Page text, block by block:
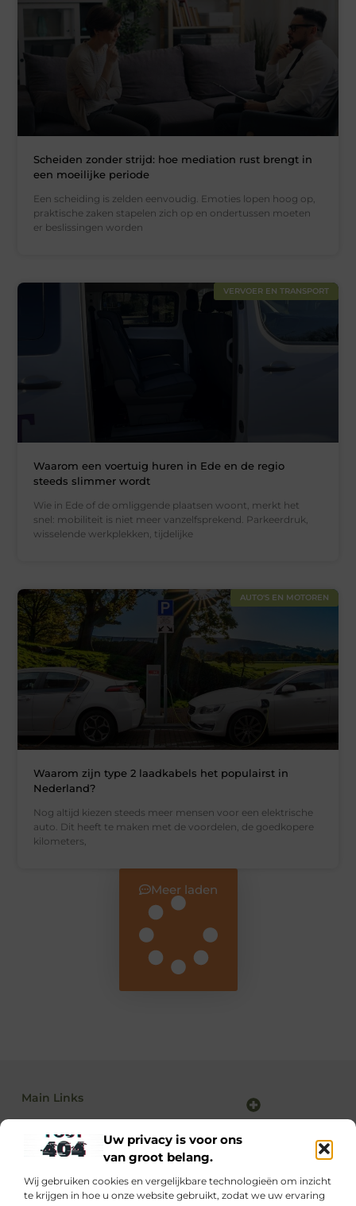
Uw privacy is voor ons
van groot belang.
Wij gebruiken cookies en vergelijkbare technologieën om inzicht
te krijgen in hoe u onze website gebruikt, zodat we uw ervaring
Scheiden zonder strijd: hoe mediation rust brengt in
een moeilijke periode
Een scheiding is zelden eenvoudig. Emoties lopen hoog op,
praktische zaken stapelen zich op en ondertussen moeten
er beslissingen worden
VERVOER EN TRANSPORT
Waarom een voertuig huren in Ede en de regio
steeds slimmer wordt
Wie in Ede of de omliggende plaatsen woont, merkt het
snel: mobiliteit is niet meer vanzelfsprekend. Parkeerdruk,
wisselende werkplekken, tijdelijke
AUTO'S EN MOTOREN
Waarom zijn type 2 laadkabels het populairst in
Nederland?
Nog altijd kiezen steeds meer mensen voor een elektrische
auto. Dit heeft te maken met de voordelen, de goedkopere
kilometers,
Meer laden
Main Links
Dagelijks nieuwe inspiratie op supportede.nl